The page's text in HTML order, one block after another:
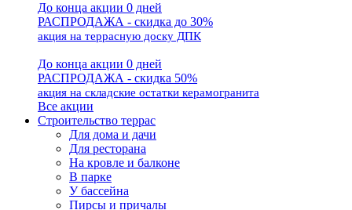
До конца акции 0 дней
РАСПРОДАЖА - скидка до 30%
акция на террасную доску ДПК
До конца акции 0 дней
РАСПРОДАЖА - скидка 50%
акция на складские остатки керамогранита
Все акции
Строительство террас
Для дома и дачи
Для ресторана
На кровле и балконе
В парке
У бассейна
Пирсы и причалы